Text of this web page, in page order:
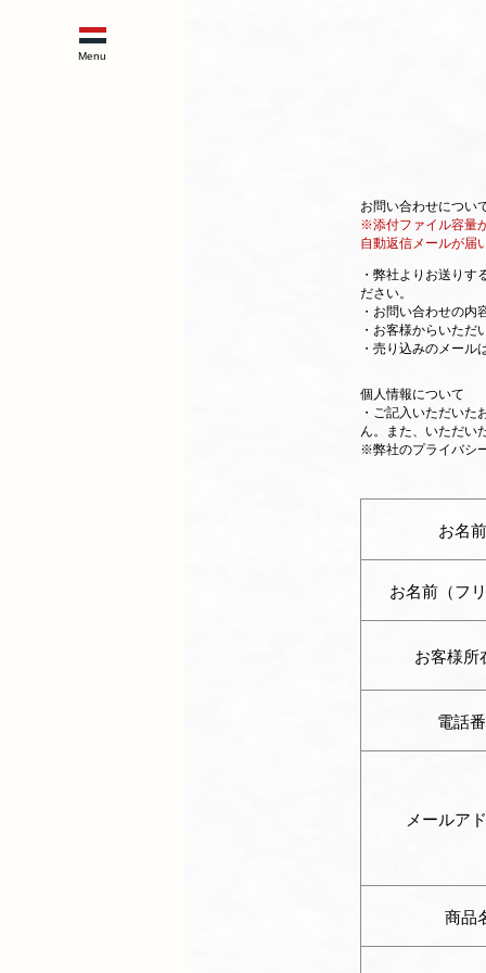
お問い合わせについ
※添付ファイル容量
自動返信メールが届
・弊社よりお送り
ださい。
・お問い合わせの
・お客様からいた
・売り込みのメール
個人情報について
・ご記入いただい
ん。また、いただい
※弊社のプライバシ
お名前
お名前（フ
お客様所
電話
メールア
商品